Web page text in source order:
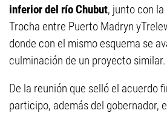
inferior del río Chubut, junto con
Trocha entre Puerto Madryn
donde con el mismo esquema se
culminación de un proyecto similar.
De la reunión que selló el acuerdo
participo, además del gobernador,